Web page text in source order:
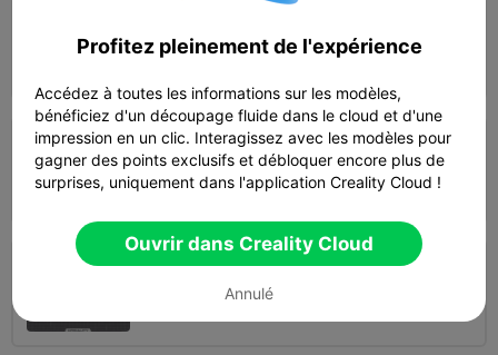
Auteur 1 plates
0.2mm layer, 2 walls, 15% infill
 03h 11m  1 plates  96.66g
Profitez pleinement de l'expérience
Accédez à toutes les informations sur les modèles,
bénéficiez d'un découpage fluide dans le cloud et d'une
impression en un clic. Interagissez avec les modèles pour
gagner des points exclusifs et débloquer encore plus de
surprises, uniquement dans l'application Creality Cloud !
Ouvrir dans Creality Cloud
Annulé